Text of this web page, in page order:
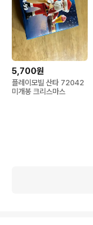
5,700원
플레이모빌 산타 72042
미개봉 크리스마스